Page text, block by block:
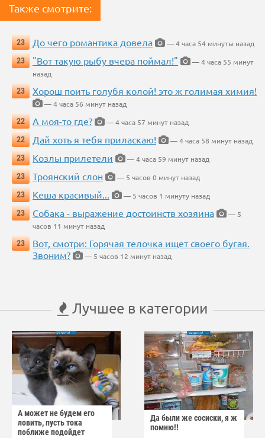
Также смотрите:
23 До чего романтика довела
— 4 часа 54 минуты назад
23
"Вот такую рыбу вчера поймал!"
— 4 часа 55 минут
назад
23
Хорош поить голубя колой! это ж голимая химия!
— 4 часа 56 минут назад
22
А моя-то где?
— 4 часа 57 минут назад
22
Дай хоть я тебя приласкаю!
— 4 часа 58 минут назад
23
Козлы прилетели
— 4 часа 59 минут назад
23
Троянский слон
— 5 часов 0 минут назад
23
Кеша красивый...
— 5 часов 1 минуту назад
23
Собака - выражение достоинств хозяина
— 5
часов 11 минут назад
23
Вот, смотри: Горячая телочка ищет своего бугая.
Звоним?
— 5 часов 12 минут назад
Лучшее в категории
А может не будем его
ловить, пусть тока
поближе подойдет
Да были же сосиски, я ж
помню!!